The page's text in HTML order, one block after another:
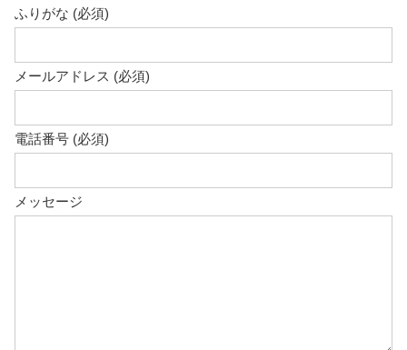
ふりがな (必須)
メールアドレス (必須)
電話番号 (必須)
メッセージ